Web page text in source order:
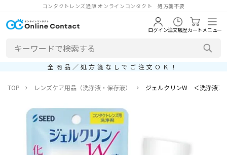
コンタクトレンズ通販 オンラインコンタクト 処方箋不要
ログイン注文履歴カートメニュー
全商品／処方箋なしでご注文ＯＫ！
TOP レンズケア用品（洗浄液・保存液） ジェルクリンW ＜洗浄液＞